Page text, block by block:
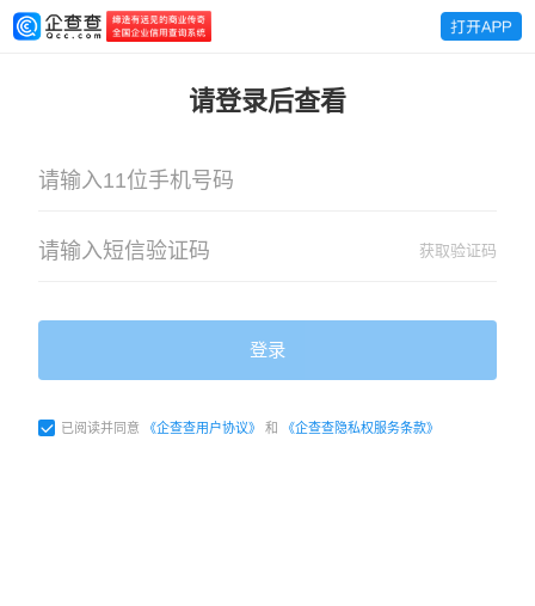
请登录后查看
获取验证码
登录
已阅读并同意 《企查查用户协议》 和 《企查查隐私权服务条款》